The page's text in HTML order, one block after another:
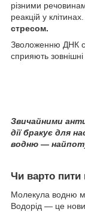
різними
реакцій у
стресом.
Зволоженню ДНК
сприяють
Звичайними
дії бракує для
водню —
Чи варто
Молекула водню
Водорід — це